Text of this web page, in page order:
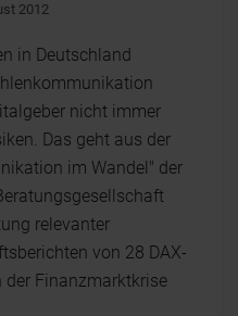
2012
in Deutschland
nicht immer
Das geht aus der
im Wandel" der
relevanter
von 28 DAX-
der Finanzmarktkrise